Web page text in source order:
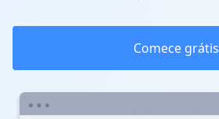
Comece grátis